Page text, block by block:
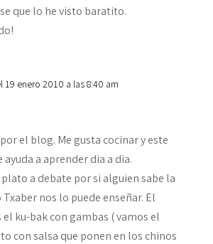
que lo he visto baratito.
19 enero 2010 a las 8:40 am
el blog. Me gusta cocinar y este
ayuda a aprender dia a dia.
plato a debate por si alguien sabe la
Txaber nos lo puede enseñar. El
ku-bak con gambas ( vamos el
con salsa que ponen en los chinos